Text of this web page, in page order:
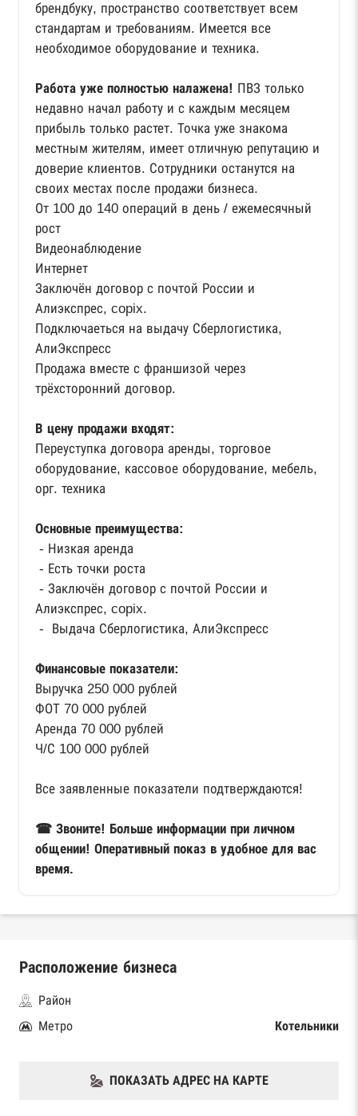
брендбуку, пространство соответствует всем
стандартам и требованиям. Имеется все
необходимое оборудование и техника.
Работа уже полностью налажена! ПВЗ только
недавно начал работу и с каждым месяцем
прибыль только растет. Точка уже знакома
местным жителям, имеет отличную репутацию и
доверие клиентов. Сотрудники останутся на
своих местах после продажи бизнеса.
От 100 до 140 операций в день / ежемесячный
рост
Видеонаблюдение
Интернет
Заключён договор с почтой России и
Алиэкспрес, copix.
Подключаеться на выдачу Сберлогистика,
АлиЭкспресс
Продажа вместе с франшизой через
трёхсторонний договор.
В цену продажи входят:
Переуступка договора аренды, торговое
оборудование, кассовое оборудование, мебель,
орг. техника
Основные преимущества:
- Низкая аренда
- Есть точки роста
- Заключён договор с почтой России и
Алиэкспрес, copix.
- Выдача Сберлогистика, АлиЭкспресс
Финансовые показатели:
Выручка 250 000 рублей
ФОТ 70 000 рублей
Аренда 70 000 рублей
Ч/С 100 000 рублей
Все заявленные показатели подтверждаются!
☎ Звоните! Больше информации при личном
общении! Оперативный показ в удобное для вас
время.
Расположение бизнеса
Район
Метро
Котельники
ПОКАЗАТЬ АДРЕС НА КАРТЕ